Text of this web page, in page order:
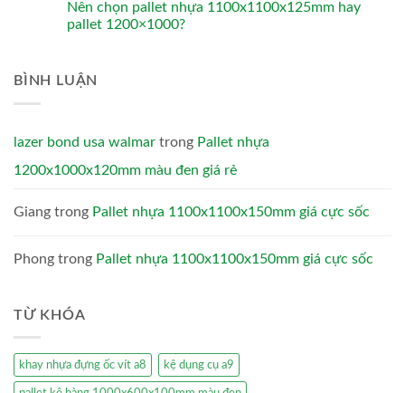
Nên chọn pallet nhựa 1100x1100x125mm hay
pallet 1200×1000?
BÌNH LUẬN
lazer bond usa walmar trong Pallet nhựa
1200x1000x120mm màu đen giá rẻ
Giang trong Pallet nhựa 1100x1100x150mm giá cực sốc
Phong trong Pallet nhựa 1100x1100x150mm giá cực sốc
TỪ KHÓA
khay nhựa đựng ốc vít a8 kệ dụng cụ a9